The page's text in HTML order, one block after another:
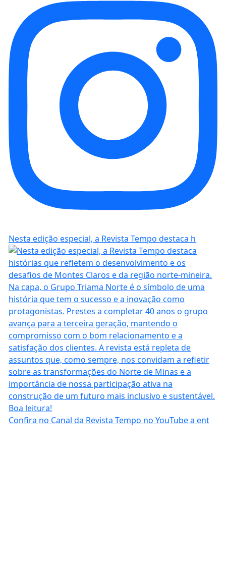
Nesta edição especial, a Revista Tempo destaca h
Confira no Canal da Revista Tempo no YouTube a ent